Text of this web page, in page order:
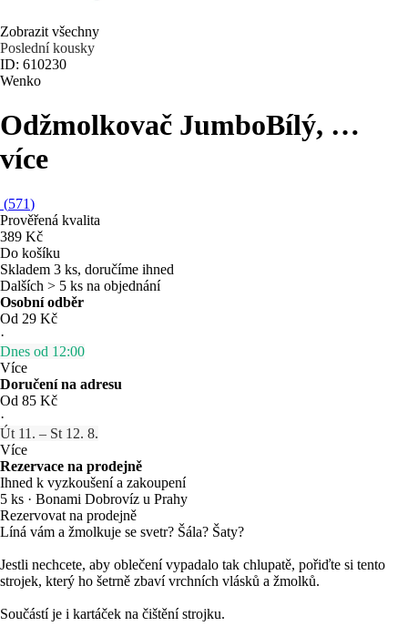
Zobrazit všechny
Poslední kousky
ID: 610230
Wenko
Odžmolkovač JumboBílý, …
více
(571)
Prověřená kvalita
389 Kč
Do košíku
Skladem 3 ks, doručíme ihned
Dalších > 5 ks na objednání
Osobní odběr
Od 29 Kč
·
Dnes od 12:00
Více
Doručení na adresu
Od 85 Kč
·
Út 11. – St 12. 8.
Více
Rezervace na prodejně
Ihned k vyzkoušení a zakoupení
5 ks · Bonami Dobrovíz u Prahy
Rezervovat na prodejně
Líná vám a žmolkuje se svetr? Šála? Šaty?
Jestli nechcete, aby oblečení vypadalo tak chlupatě, pořiďte si tento
strojek, který ho šetrně zbaví vrchních vlásků a žmolků.
Součástí je i kartáček na čištění strojku.